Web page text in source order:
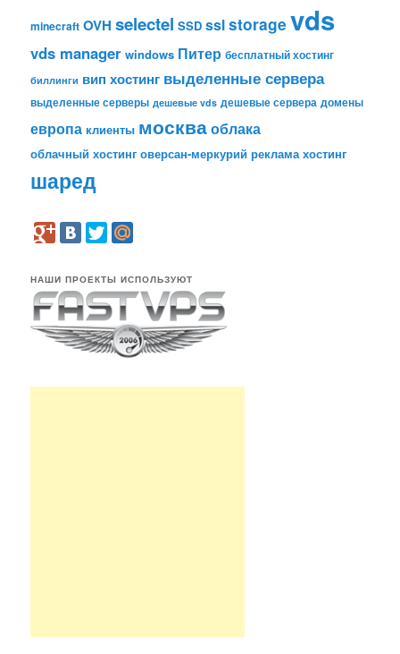
minecraft OVH selectel SSD sslstorage vds
vds manager windows Питер бесплатный хостинг
биллинги вип хостинг выделенные сервера
выделенные серверы дешевые vds дешевые сервера домены
европа клиенты москваоблака
облачный хостинг оверсан-меркурий реклама хостинг
шаред
НАШИ ПРОЕКТЫ ИСПОЛЬЗУЮТ